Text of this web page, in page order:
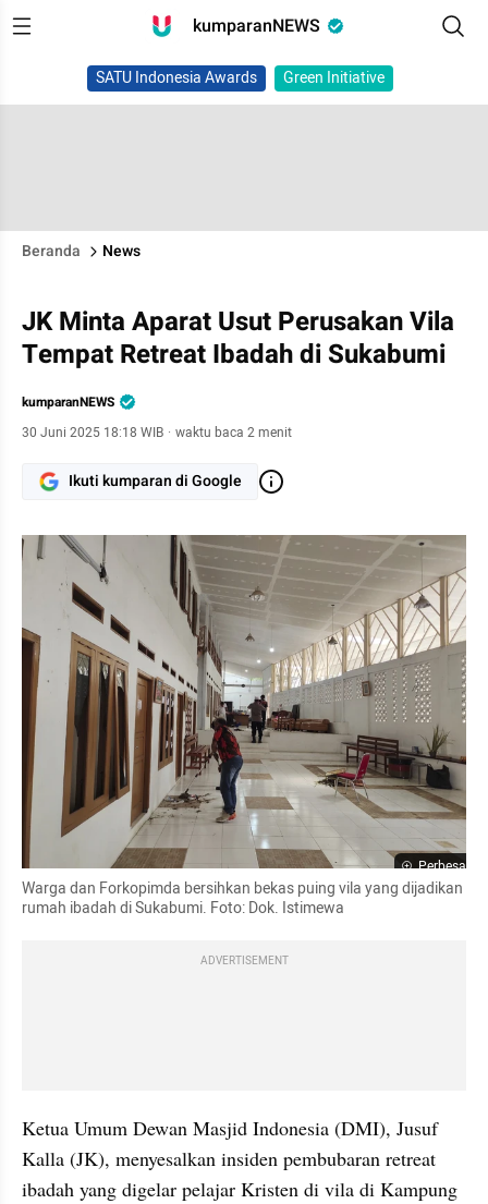
kumparanNEWS
SATU Indonesia Awards Green Initiative
Beranda News
JK Minta Aparat Usut Perusakan Vila
Tempat Retreat Ibadah di Sukabumi
kumparanNEWS
30 Juni 2025 18:18 WIB · waktu baca 2 menit
Ikuti kumparan di Google
Perbesar
Warga dan Forkopimda bersihkan bekas puing vila yang dijadikan
rumah ibadah di Sukabumi. Foto: Dok. Istimewa
ADVERTISEMENT
Ketua Umum Dewan Masjid Indonesia (DMI), Jusuf
Kalla (JK), menyesalkan insiden pembubaran retreat
ibadah yang digelar pelajar Kristen di vila di Kampung